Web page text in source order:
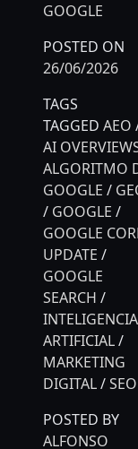
GOOGLE
POSTED ON
26/06/2026
TAGS
TAGGED AEO
AI
ALGORITMO
GOOGLE /
/ GOOGLE /
GOOGLE
UPDATE /
GOOGLE
SEARCH /
INTELIGENCIA
ARTIFICIAL/
MARKETING
DIGITAL/SEO
POSTED BY
ALFONSO